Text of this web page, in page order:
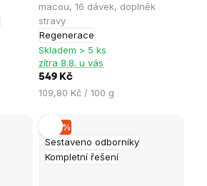
macou, 16 dávek, doplněk
stravy
Regenerace
0,0
z
5
hvězdiček.
Skladem > 5 ks
zítra 8.8. u vás
549 Kč
Měrná
109,80 Kč / 100 g
Sestaveno odborníky
Kompletní řešení
–15 %